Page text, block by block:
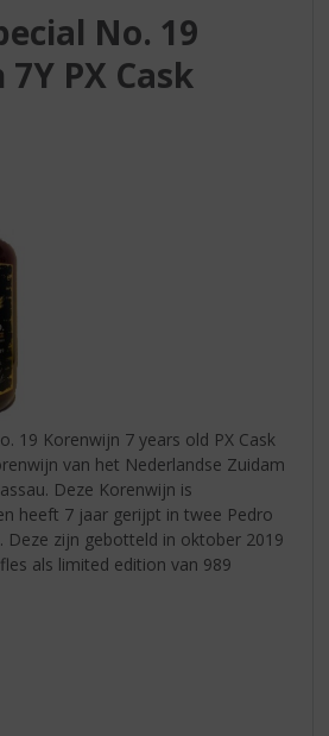
No. 19
PX Cask
19 Korenwijn 7 years old PX Cask
van het Nederlandse Zuidam
Deze Korenwijn is
heeft 7 jaar gerijpt in twee Pedro
Deze zijn gebotteld in oktober 2019
als limited edition van 989